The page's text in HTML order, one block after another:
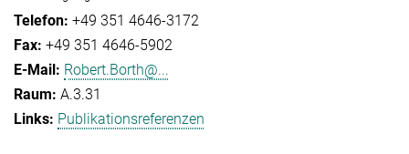
+49 351 4646-3172
+49 351 4646-5902
Robert.Borth@...
A.3.31
Publikationsreferenzen